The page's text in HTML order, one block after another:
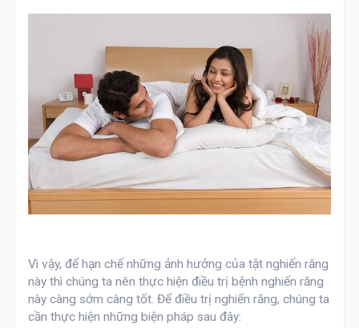
Vì vậy, để hạn chế những ảnh hưởng của tật nghiến răng
này thì chúng ta nên thực hiện điều trị bệnh nghiến răng
này càng sớm càng tốt. Để điều trị nghiến răng, chúng ta
cần thực hiện những biện pháp sau đây: